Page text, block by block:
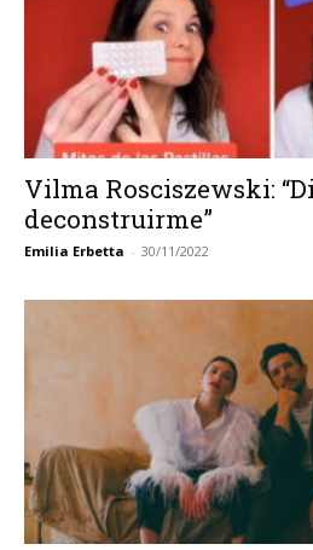
Vilma Rosciszewski:
deconstruirme”
Emilia Erbetta - 30/11/2022